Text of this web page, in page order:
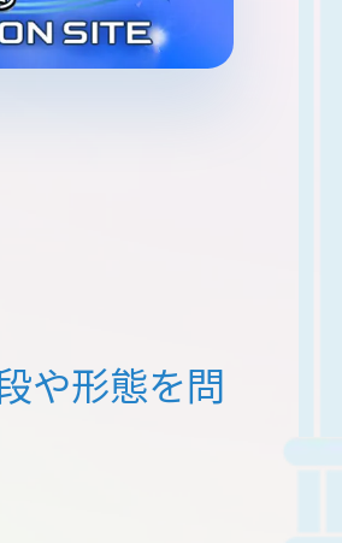
や形態を問